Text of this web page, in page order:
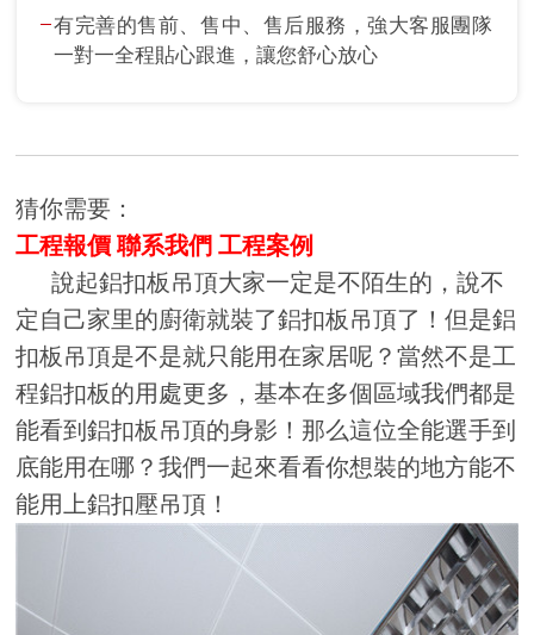
有完善的售前、售中、售后服務，強大客服團隊
一對一全程貼心跟進，讓您舒心放心
猜你需要：
工程報價 聯系我們 工程案例
說起鋁扣板吊頂大家一定是不陌生的，說不
定自己家里的廚衛就裝了鋁扣板吊頂了！但是鋁
扣板吊頂是不是就只能用在家居呢？當然不是工
程鋁扣板的用處更多，基本在多個區域我們都是
能看到鋁扣板吊頂的身影！那么這位全能選手到
底能用在哪？我們一起來看看你想裝的地方能不
能用上鋁扣壓吊頂！